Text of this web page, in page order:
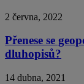
2 června, 2022
Přenese se
dluhopisů?
14 dubna, 2021